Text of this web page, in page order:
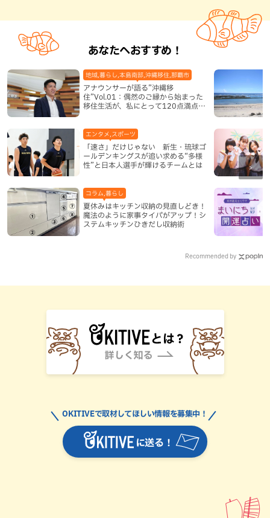
あなたへおすすめ！
アナウンサーが語る”沖縄移
住”Vol.01：偶然のご縁から始まった
移住生活が、私にとって120点満点に
地域,暮らし,本島南部,沖縄移住,那覇市
「速さ」だけじゃない 新生・琉球ゴ
ールデンキングスが追い求める“多様
性”と日本人選手が輝けるチームとは
エンタメ,スポーツ
夏休みはキッチン収納の見直しどき！
魔法のように家事タイパがアップ！シ
ステムキッチンひきだし収納術
コラム,暮らし
Recommended by
に送る！
OKITIVEで取材してほしい情報を募集中！